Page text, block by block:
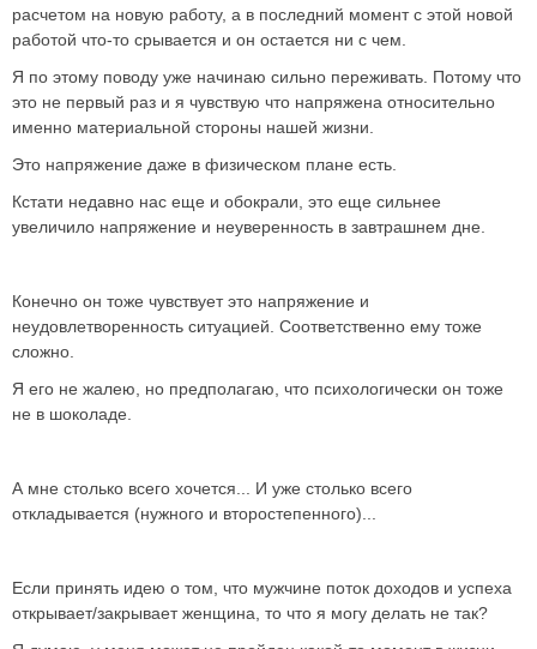
расчетом на новую работу, а в последний момент с этой новой
работой что-то срывается и он остается ни с чем.
Я по этому поводу уже начинаю сильно переживать. Потому что
это не первый раз и я чувствую что напряжена относительно
именно материальной стороны нашей жизни.
Это напряжение даже в физическом плане есть.
Кстати недавно нас еще и обокрали, это еще сильнее
увеличило напряжение и неуверенность в завтрашнем дне.
Конечно он тоже чувствует это напряжение и
неудовлетворенность ситуацией. Соответственно ему тоже
сложно.
Я его не жалею, но предполагаю, что психологически он тоже
не в шоколаде.
А мне столько всего хочется... И уже столько всего
откладывается (нужного и второстепенного)...
Если принять идею о том, что мужчине поток доходов и успеха
открывает/закрывает женщина, то что я могу делать не так?